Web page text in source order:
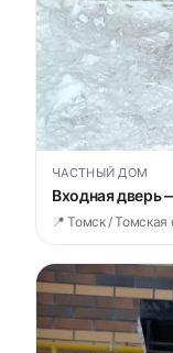
ЧАСТНЫЙ ДОМ
Входная дверь
📍 Томск / Томская